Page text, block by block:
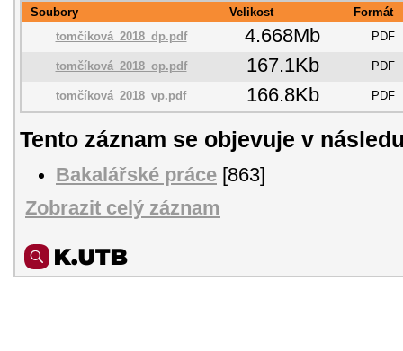
Soubory Velikost
Formát
tomčíková_2018_dp.pdf
4.668Mb PDF
tomčíková_2018_op.pdf 167.1Kb PDF
tomčíková_2018_vp.pdf 166.8Kb PDF
Tento záznam se objevuje v
Bakalářské práce [863]
Zobrazit celý záznam